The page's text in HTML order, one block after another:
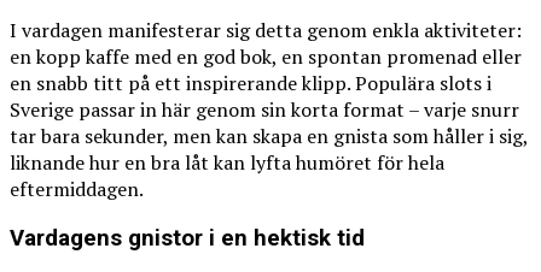
I vardagen manifesterar sig detta genom enkla aktiviteter:
en kopp kaffe med en god bok, en spontan promenad eller
en snabb titt på ett inspirerande klipp. Populära slots i
Sverige passar in här genom sin korta format – varje snurr
tar bara sekunder, men kan skapa en gnista som håller i sig,
liknande hur en bra låt kan lyfta humöret för hela
eftermiddagen.
Vardagens gnistor i en hektisk tid